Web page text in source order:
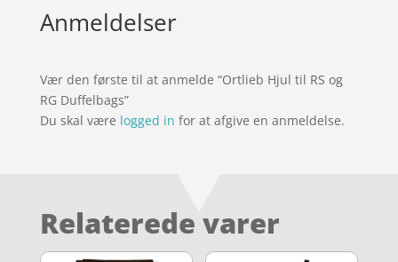
Anmeldelser
Vær den første til at anmelde “Ortlieb Hjul til RS og
RG Duffelbags”
Du skal være logged in for at afgive en anmeldelse.
Relaterede varer